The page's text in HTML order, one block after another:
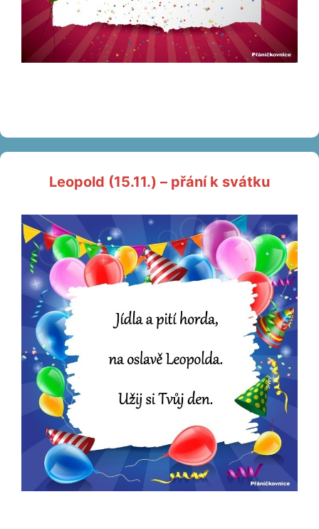
Leopold (15.11.) – přání k svátku